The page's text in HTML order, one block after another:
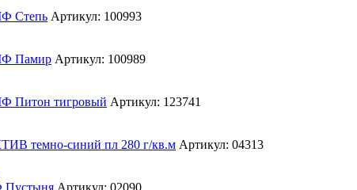
Артикул: 100993
Артикул: 100989
Артикул: 123741
Артикул: 04313